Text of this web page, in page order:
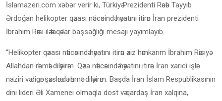
İslamazeri.com xəbər verir ki, Türkiyә Prezidenti Rәcәb Tayyib
Әrdoğan helikopter qәzası nәticәsindә hәyatını itirәn İran prezidenti
İbrahim Rәisi ilә әlaqәdar başsağlığı mesajı yayımlayıb.
‘‘Helikopter qәzası nәticәsindә hәyatını itirәn әziz hәmkarım İbrahim Rәisiyә
Allahdan rәhmәt dilәyirәm. Qәza nәticәsindә hәyatını itirәn İran xarici işlәr
naziri vә digәr şәxslәrә dә rәhmәt dilәyirәm. Başda İran İslam Respublikasının
dini lideri Әli Xamenei olmaqla dost vә qardaş İran xalqına,